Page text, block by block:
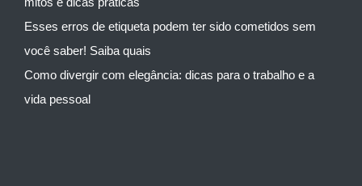
Esses erros de etiqueta podem ter sido cometidos sem
você saber! Saiba quais
Como divergir com elegância: dicas para o trabalho e a
vida pessoal